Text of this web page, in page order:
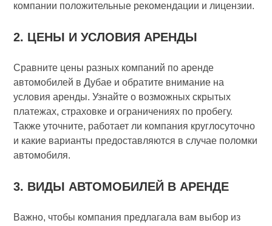
компании положительные рекомендации и лицензии.
2. ЦЕНЫ И УСЛОВИЯ АРЕНДЫ
Сравните цены разных компаний по аренде
автомобилей в Дубае и обратите внимание на
условия аренды. Узнайте о возможных скрытых
платежах, страховке и ограничениях по пробегу.
Также уточните, работает ли компания круглосуточно
и какие варианты предоставляются в случае поломки
автомобиля.
3. ВИДЫ АВТОМОБИЛЕЙ В АРЕНДЕ
Важно, чтобы компания предлагала вам выбор из